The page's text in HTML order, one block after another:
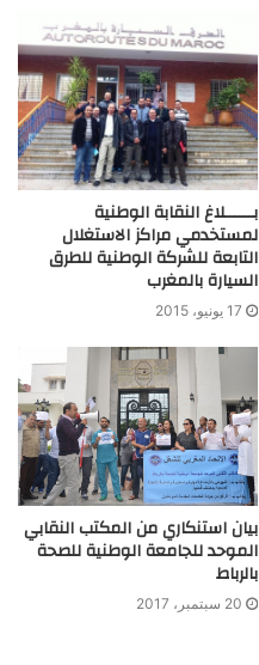
بــــــلاغ النقابة الوطنية
لمستخدمي مراكز الاستغلال
التابعة للشركة الوطنية للطرق
السيارة بالمغرب
17 يونيو، 2015
بيان استنكاري من المكتب النقابي
الموحد للجامعة الوطنية للصحة
بالرباط
20 سبتمبر، 2017